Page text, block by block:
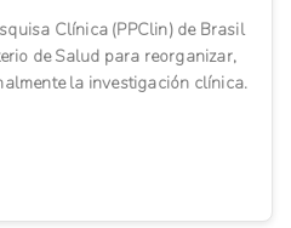
Clínica (PPClin) de Brasil
de Salud para reorganizar,
la investigación clínica.